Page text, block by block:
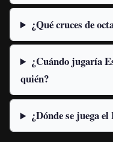
¿Qué cruces de
¿Cuándo jugaría
quién?
¿Dónde se juega